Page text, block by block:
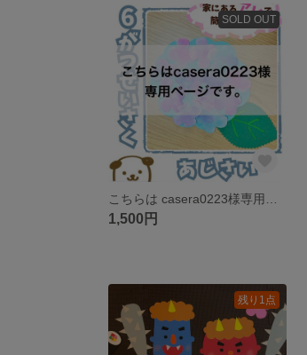
SOLD OUT
1,500円
残り1点